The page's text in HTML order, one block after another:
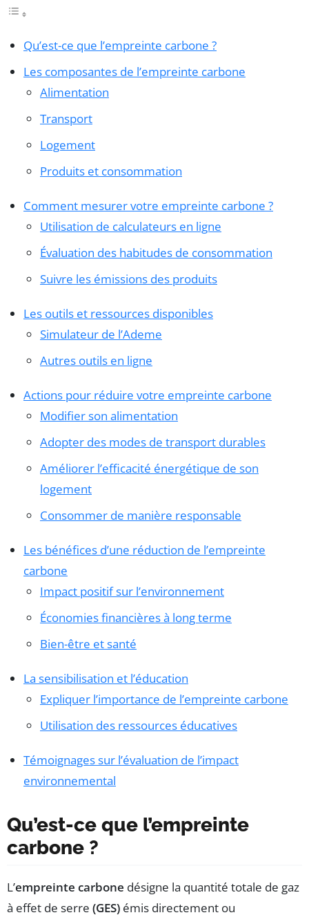
Qu’est-ce que l’empreinte carbone ?
Les composantes de l’empreinte carbone
Alimentation
Transport
Logement
Produits et consommation
Comment mesurer votre empreinte carbone ?
Utilisation de calculateurs en ligne
Évaluation des habitudes de consommation
Suivre les émissions des produits
Les outils et ressources disponibles
Simulateur de l’Ademe
Autres outils en ligne
Actions pour réduire votre empreinte carbone
Modifier son alimentation
Adopter des modes de transport durables
Améliorer l’efficacité énergétique de son
logement
Consommer de manière responsable
Les bénéfices d’une réduction de l’empreinte
carbone
Impact positif sur l’environnement
Économies financières à long terme
Bien-être et santé
La sensibilisation et l’éducation
Expliquer l’importance de l’empreinte carbone
Utilisation des ressources éducatives
Témoignages sur l’évaluation de l’impact
environnemental
Qu’est-ce que l’empreinte
carbone ?
L’empreinte carbone désigne la quantité totale de gaz
à effet de serre (GES) émis directement ou